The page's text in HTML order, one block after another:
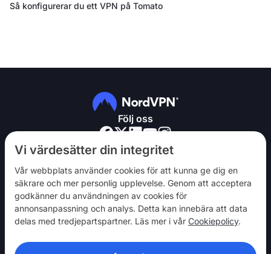
Vi värdesätter din integritet
Vår webbplats använder cookies för att kunna ge dig en
säkrare och mer personlig upplevelse. Genom att acceptera
godkänner du användningen av cookies för
annonsanpassning och analys. Detta kan innebära att data
delas med tredjepartspartner. Läs mer i vår Cookiepolicy.
Så konfigurerar du ett VPN på Tomato
Följ oss
NordVPN
Engagera dig
Hjälp